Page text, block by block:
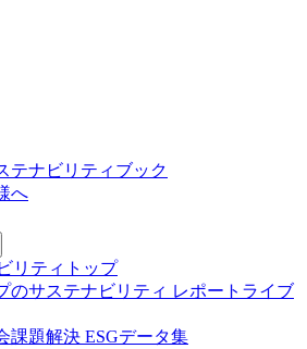
テナビリティブック
へ
リティトップ
のサステナビリティ レポートライブ
課題解決 ESGデータ集